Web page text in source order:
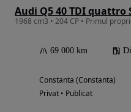
Audi Q5 40 TDI quattro
69 000 km
Constanta (Constanta)
Privat • Publicat